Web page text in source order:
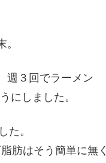
週３回でラーメン
にしました。
た。
肪はそう簡単に無く